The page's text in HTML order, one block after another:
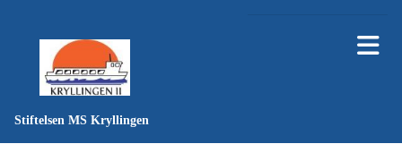
Stiftelsen MS Kryllingen